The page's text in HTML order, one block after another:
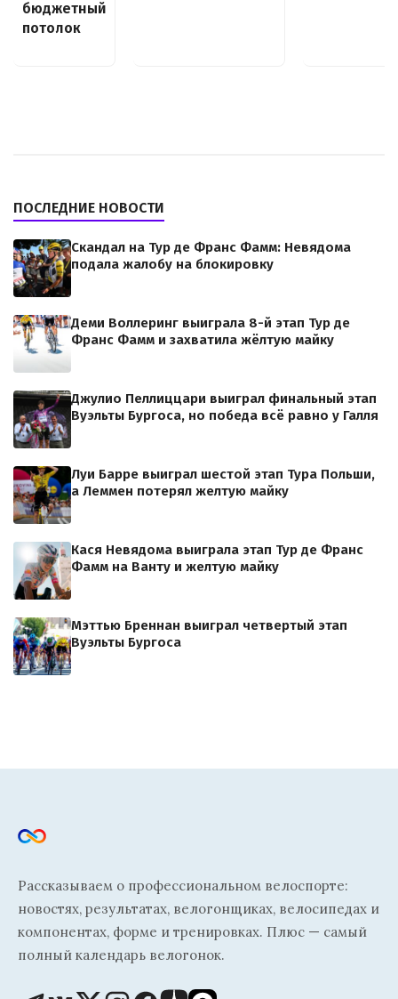
бюджетный
потолок
ПОСЛЕДНИЕ НОВОСТИ
Скандал на Тур де Франс Фамм: Невядома
подала жалобу на блокировку
Деми Воллеринг выиграла 8-й этап Тур де
Франс Фамм и захватила жёлтую майку
Джулио Пеллиццари выиграл финальный этап
Вуэльты Бургоса, но победа всё равно у Галля
Луи Барре выиграл шестой этап Тура Польши,
а Леммен потерял желтую майку
Кася Невядома выиграла этап Тур де Франс
Фамм на Ванту и желтую майку
Мэттью Бреннан выиграл четвертый этап
Вуэльты Бургоса
Рассказываем о профессиональном велоспорте:
новостях, результатах, велогонщиках, велосипедах и
компонентах, форме и тренировках. Плюс — самый
полный календарь велогонок.